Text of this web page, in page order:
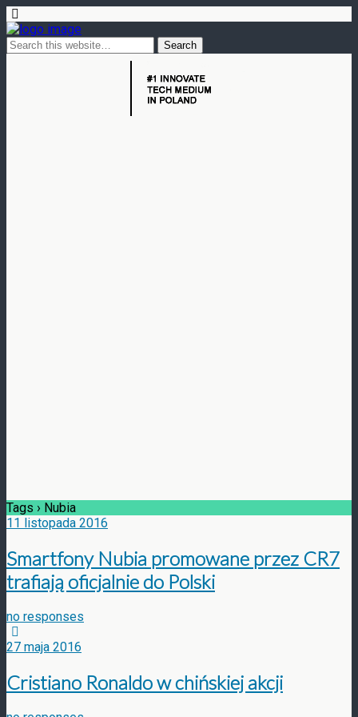
Tags › Nubia
11 listopada 2016
Smartfony Nubia promowane przez CR7
trafiają oficjalnie do Polski
no responses
27 maja 2016
Cristiano Ronaldo w chińskiej akcji